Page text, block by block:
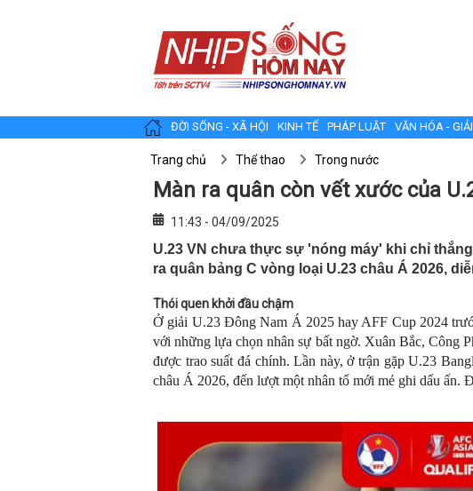
ĐỜI SỐNG - XÃ HỘI KINH TẾ PHÁP LUẬT VĂN HÓA -
Trang chủ Thể thao Trong nước
Màn ra quân còn vết xước của
11:43 - 04/09/2025
U.23 VN chưa thực sự 'nóng máy' khi chỉ
ra quân bảng C vòng loại U.23 châu Á 2026,
Thói quen khởi đầu chậm
Ở giải U.23 Đông Nam Á 2025 hay AFF Cup 2024
với những lựa chọn nhân sự bất ngờ. Xuân Bắc, Công
được trao suất đá chính. Lần này, ở trận gặp U.23
châu Á 2026, đến lượt một nhân tố mới mẻ ghi dấu